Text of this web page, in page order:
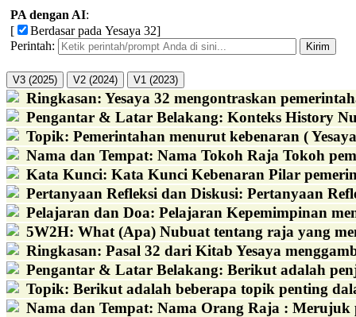
PA dengan AI:
[
Berdasar pada Yesaya 32]
Perintah:
Kirim
V3 (2025) V2 (2024) V1 (2023)
Ringkasan: Yesaya 32 mengontraskan
Pengantar & Latar Belakang: Konteks History
Topik: Pemerintahan menurut kebenaran (
Nama dan Tempat: Nama Tokoh Raja Tokoh
Kata Kunci: Kata Kunci Kebenaran Pilar
Pertanyaan Refleksi dan Diskusi: Pertanyaan
Pelajaran dan Doa: Pelajaran Kepemimpinan
5W2H: What (Apa) Nubuat tentang raja yang
Ringkasan: Pasal 32 dari Kitab Yesaya
Pengantar & Latar Belakang: Berikut adalah
Topik: Berikut adalah beberapa topik penting
Nama dan Tempat: Nama Orang Raja : Merujuk